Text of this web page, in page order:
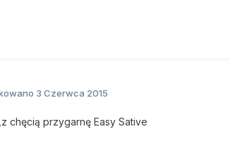
3 Czerwca 2015
chęcią przygarnę Easy Sative